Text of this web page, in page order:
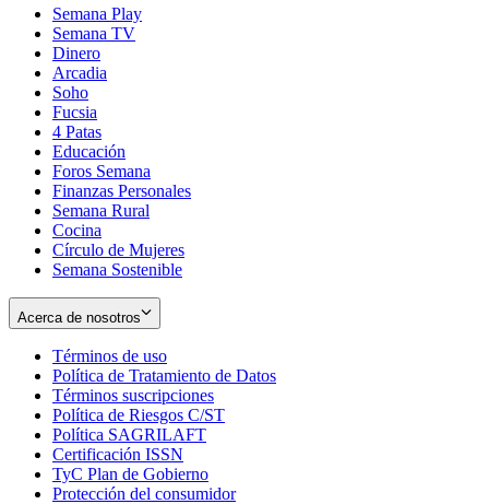
Semana Play
Semana TV
Dinero
Arcadia
Soho
in
new
window
Fucsia
in
new
window
4 Patas
Educación
Foros Semana
Finanzas Personales
Semana Rural
Cocina
Círculo de Mujeres
Semana Sostenible
Acerca de nosotros
Términos de uso
in
new
window
Política de Tratamiento de Datos
Términos suscripciones
in
Política de Riesgos C/ST
Política SAGRILAFT
new
window
Certificación ISSN
in
new
TyC Plan de Gobierno
in
Protección del consumidorOpens